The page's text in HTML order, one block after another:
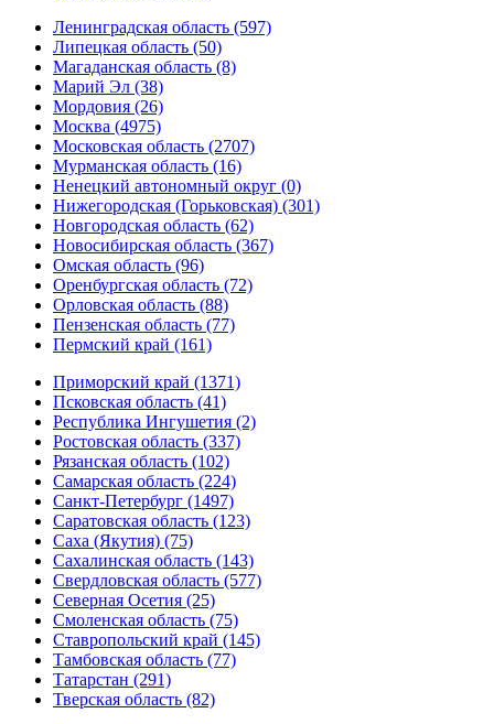
Ленинградская область (597)
Липецкая область (50)
Магаданская область (8)
Марий Эл (38)
Мордовия (26)
Москва (4975)
Московская область (2707)
Мурманская область (16)
Ненецкий автономный округ (0)
Нижегородская (Горьковская) (301)
Новгородская область (62)
Новосибирская область (367)
Омская область (96)
Оренбургская область (72)
Орловская область (88)
Пензенская область (77)
Пермский край (161)
Приморский край (1371)
Псковская область (41)
Республика Ингушетия (2)
Ростовская область (337)
Рязанская область (102)
Самарская область (224)
Санкт-Петербург (1497)
Саратовская область (123)
Саха (Якутия) (75)
Сахалинская область (143)
Свердловская область (577)
Северная Осетия (25)
Смоленская область (75)
Ставропольский край (145)
Тамбовская область (77)
Татарстан (291)
Тверская область (82)